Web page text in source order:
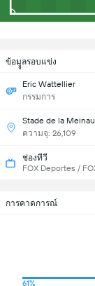
ข้อมููลรอบแข่ง
Eric Wattellier
กรรมการ
Stade de la Meinau
ความจุ: 26,109
ช่องทีวี
FOX Deportes /
การคาดการณ์
61%